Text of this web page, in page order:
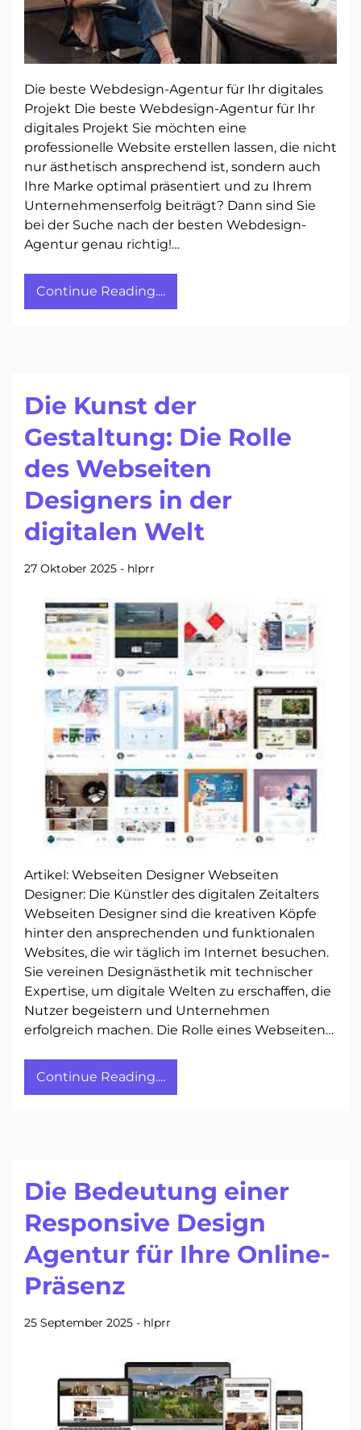
Die beste Webdesign-Agentur für Ihr digitales
Projekt Die beste Webdesign-Agentur für Ihr
digitales Projekt Sie möchten eine
professionelle Website erstellen lassen, die nicht
nur ästhetisch ansprechend ist, sondern auch
Ihre Marke optimal präsentiert und zu Ihrem
Unternehmenserfolg beiträgt? Dann sind Sie
bei der Suche nach der besten Webdesign-
Agentur genau richtig!…
Continue Reading....
Die Kunst der
Gestaltung: Die Rolle
des Webseiten
Designers in der
digitalen Welt
27 Oktober 2025 - hlprr
Artikel: Webseiten Designer Webseiten
Designer: Die Künstler des digitalen Zeitalters
Webseiten Designer sind die kreativen Köpfe
hinter den ansprechenden und funktionalen
Websites, die wir täglich im Internet besuchen.
Sie vereinen Designästhetik mit technischer
Expertise, um digitale Welten zu erschaffen, die
Nutzer begeistern und Unternehmen
erfolgreich machen. Die Rolle eines Webseiten…
Continue Reading....
Die Bedeutung einer
Responsive Design
Agentur für Ihre Online-
Präsenz
25 September 2025 - hlprr